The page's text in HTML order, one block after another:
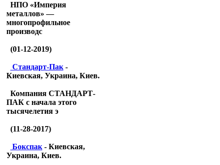
НПО «Империя
металлов» —
многопрофильное
производс
(01-12-2019)
Стандарт-Пак -
Киевская, Украина, Киев.
Компания СТАНДАРТ-
ПАК с начала этого
тысячелетия э
(11-28-2017)
Бокспак - Киевская,
Украина, Киев.